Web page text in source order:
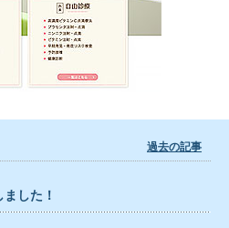
した！
過去の記事